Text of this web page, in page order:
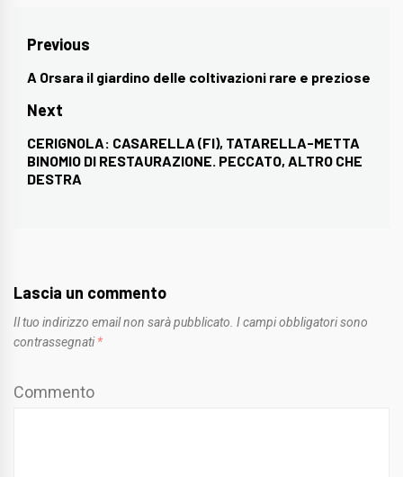
Navigazione
articoli
Previous
Previous
post:
A Orsara il giardino delle coltivazioni rare e preziose
Next
Next
post:
CERIGNOLA: CASARELLA (FI), TATARELLA-METTA
BINOMIO DI RESTAURAZIONE. PECCATO, ALTRO CHE
DESTRA
Lascia un commento
Il tuo indirizzo email non sarà pubblicato. I campi obbligatori sono
contrassegnati *
Commento